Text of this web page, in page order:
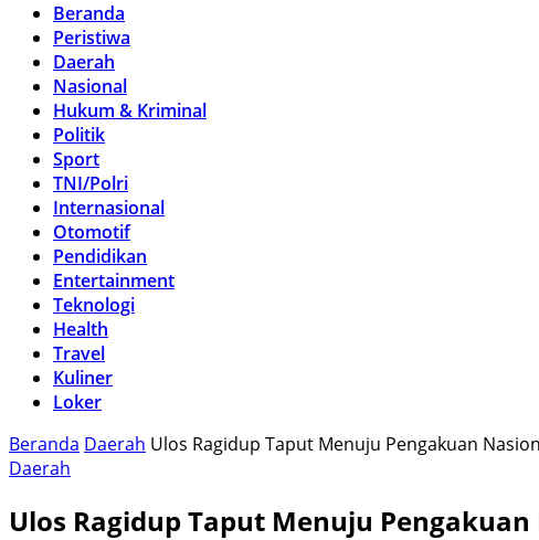
Beranda
Peristiwa
Daerah
Nasional
Hukum & Kriminal
Politik
Sport
TNI/Polri
Internasional
Otomotif
Pendidikan
Entertainment
Teknologi
Health
Travel
Kuliner
Loker
Beranda Daerah Ulos Ragidup Taput Menuju Pengakuan
Daerah
Ulos Ragidup Taput Menuju